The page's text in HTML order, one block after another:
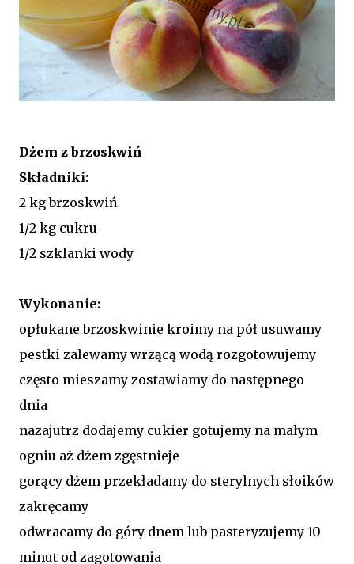
Dżem z brzoskwiń
Składniki:
2 kg brzoskwiń
1/2 kg cukru
1/2 szklanki wody
Wykonanie:
opłukane brzoskwinie kroimy na pół usuwamy
pestki zalewamy wrzącą wodą rozgotowujemy
często mieszamy zostawiamy do następnego
dnia
nazajutrz dodajemy cukier gotujemy na małym
ogniu aż dżem zgęstnieje
gorący dżem przekładamy do sterylnych słoików
zakręcamy
odwracamy do góry dnem lub pasteryzujemy 10
minut od zagotowania